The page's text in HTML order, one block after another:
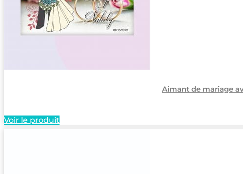
Aimant de mariage
Voir le produit